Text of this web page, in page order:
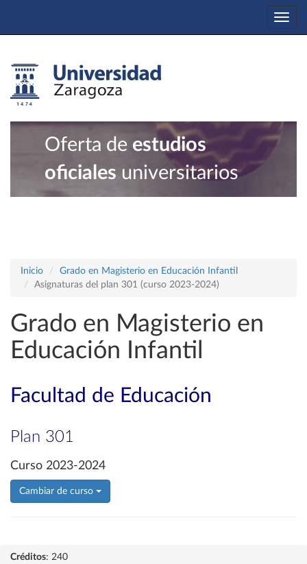
Oferta de estudios
oficiales universitarios
Inicio
Grado en Magisterio en Educación Infantil
Asignaturas del plan 301 (curso 2023-2024)
Grado en Magisterio en
Educación Infantil
Facultad de Educación
Plan 301
Curso 2023-2024
Cambiar de curso
Créditos: 240